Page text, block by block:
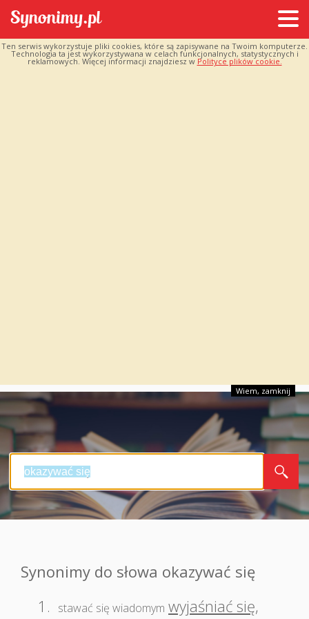
Ten serwis wykorzystuje pliki cookies, które są zapisywane na Twoim komputerze.
Technologia ta jest wykorzystywana w celach funkcjonalnych, statystycznych i
reklamowych. Więcej informacji znajdziesz w Polityce plików cookie.
Wiem, zamknij
Synonimy do słowa okazywać się
1.
stawać się wiadomym wyjaśniać się,